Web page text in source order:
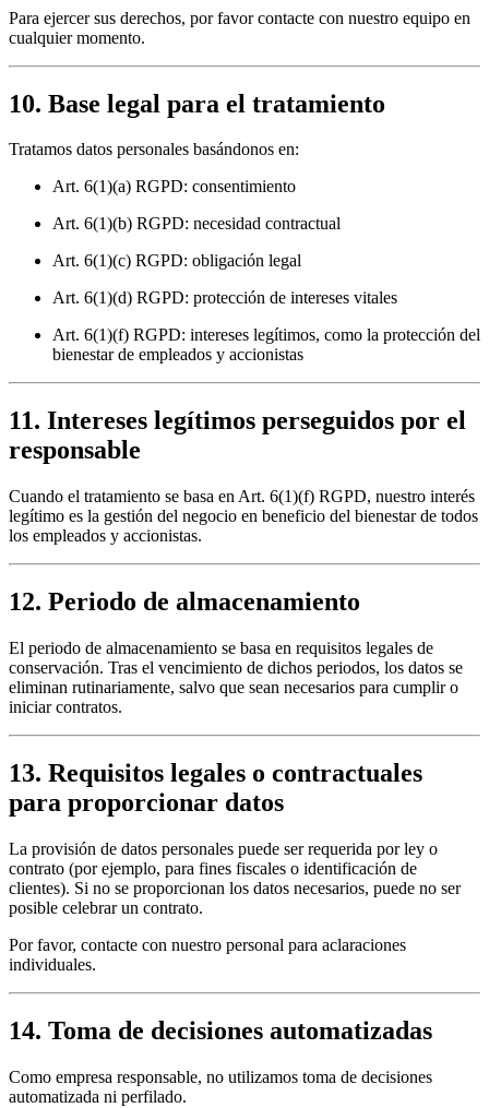
Para ejercer sus derechos, por favor contacte con nuestro equipo en
cualquier momento.
10. Base legal para el tratamiento
Tratamos datos personales basándonos en:
Art. 6(1)(a) RGPD: consentimiento
Art. 6(1)(b) RGPD: necesidad contractual
Art. 6(1)(c) RGPD: obligación legal
Art. 6(1)(d) RGPD: protección de intereses vitales
Art. 6(1)(f) RGPD: intereses legítimos, como la protección del
bienestar de empleados y accionistas
11. Intereses legítimos perseguidos por el
responsable
Cuando el tratamiento se basa en Art. 6(1)(f) RGPD, nuestro interés
legítimo es la gestión del negocio en beneficio del bienestar de todos
los empleados y accionistas.
12. Periodo de almacenamiento
El periodo de almacenamiento se basa en requisitos legales de
conservación. Tras el vencimiento de dichos periodos, los datos se
eliminan rutinariamente, salvo que sean necesarios para cumplir o
iniciar contratos.
13. Requisitos legales o contractuales
para proporcionar datos
La provisión de datos personales puede ser requerida por ley o
contrato (por ejemplo, para fines fiscales o identificación de
clientes). Si no se proporcionan los datos necesarios, puede no ser
posible celebrar un contrato.
Por favor, contacte con nuestro personal para aclaraciones
individuales.
14. Toma de decisiones automatizadas
Como empresa responsable, no utilizamos toma de decisiones
automatizada ni perfilado.